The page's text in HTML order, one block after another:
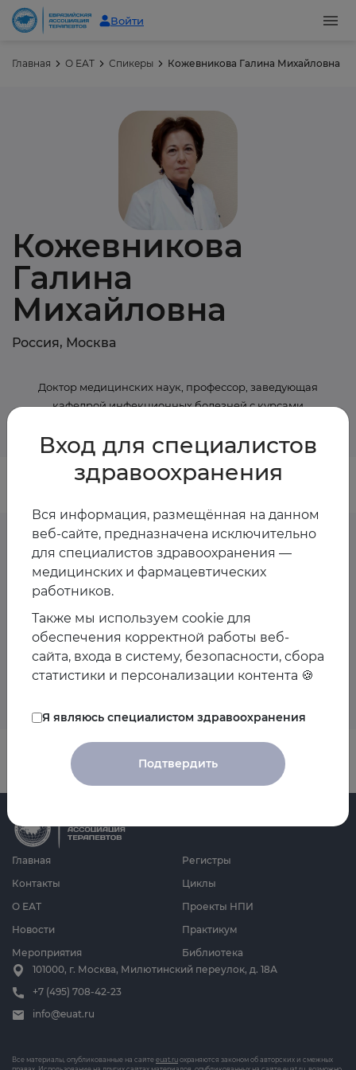
Войти
Главная О ЕАТ Спикеры Кожевникова Галина Михайловна
Кожевникова
Галина
Михайловна
Россия, Москва
Доктор медицинских наук, профессор, заведующая
кафедрой инфекционных болезней с курсами
Предстоящие
мероприятия спикера
Пока мероприятия со спикером не запланированы
Главная
О ЕАТ
Новости
Мероприятия
Циклы
Проекты НПИ
Практикум
Библиотека
Регистры
Контакты
101000, г. Москва, Милютинский переулок, д. 18А
+7 (495) 708-42-23
info@euat.ru
Все материалы, опубликованные на сайте euat.ru охраняются законом об авторских и смежных
Вход для специалистов
здравоохранения
Вся информация, размещённая на данном
веб-сайте, предназначена исключительно
для специалистов здравоохранения —
медицинских и фармацевтических
работников.
Также мы используем cookie для
обеспечения корректной работы веб-
сайта, входа в систему, безопасности, сбора
статистики и персонализации контента 🍪
Я являюсь специалистом здравоохранения
Подтвердить